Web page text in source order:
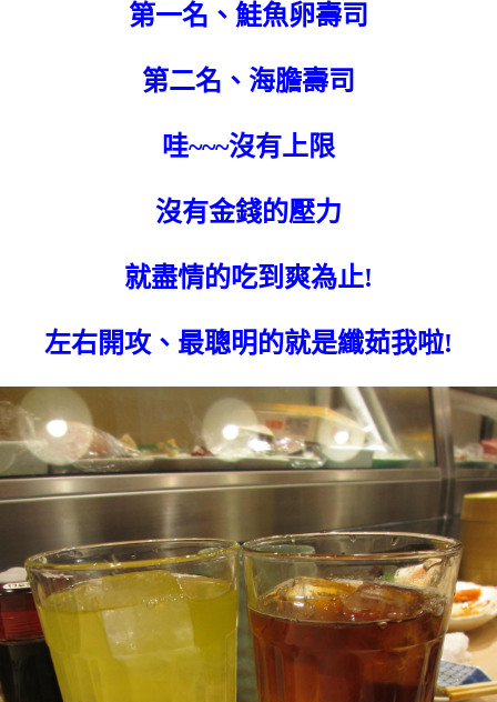
第一名、鮭魚卵壽司
第二名、海膽壽司
哇~~~沒有上限
沒有金錢的壓力
就盡情的吃到爽為止!
左右開攻、最聰明的就是纖茹我啦!